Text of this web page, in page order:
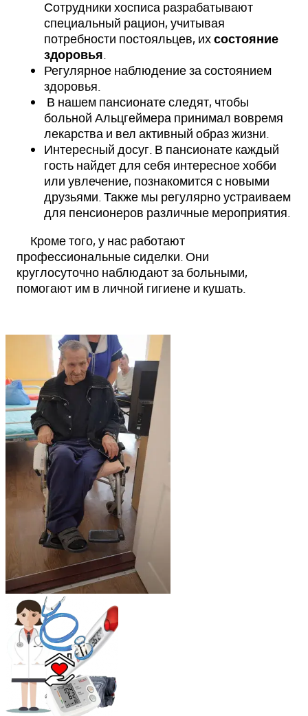
Сотрудники хосписа разрабатывают
специальный рацион, учитывая
потребности постояльцев, ихсостояние
здоровья
Регулярное наблюдение за состоянием
здоровья.
В нашем пансионате следят, чтобы
больной Альцгеймера принимал вовремя
лекарства и вел активный образ жизни.
Интересный досуг. В пансионате каждый
гость найдет для себя интересное хобби
или увлечение, познакомится с новыми
друзьями. Также мы регулярно устраиваем
для пенсионеров различные мероприятия.
Кроме того, у нас работают
профессиональные сиделки. Они
круглосуточно наблюдают за больными,
помогают им в личной гигиене и кушать.